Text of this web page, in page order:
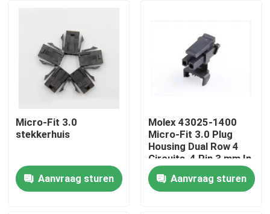
Thuis
Micro-Fit 3.0
stekkerhuis
Aanvraag sturen
Molex 43025-1400
Micro-Fit 3.0 Plug
Housing Dual Row 4
Circuits, 4 Pin 3 mm In
voorraad 43025-1400
Aanvraag sturen